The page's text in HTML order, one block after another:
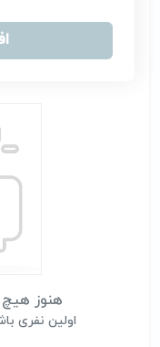
هنوز
اولین نفری